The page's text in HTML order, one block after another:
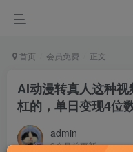
首页 会员免费 正文
AI动漫转真人这种
杠的，单日变现4位
admin
9个月前更新